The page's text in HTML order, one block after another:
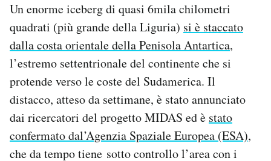
CALENDARIO
AREA PERSONALE
Area Personale
Newsletter
Notifiche mobile
Regala il Post
Hai bisogno di aiuto?
Un enorme iceberg di quasi 6mila chilometri
quadrati (più grande della Liguria) si è staccato
dalla costa orientale della Penisola Antartica,
l’estremo settentrionale del continente che si
protende verso le coste del Sudamerica. Il
distacco, atteso da settimane, è stato annunciato
dai ricercatori del progetto MIDAS ed è stato
confermato dal’Agenzia Spaziale Europea (ESA),
che da tempo tiene sotto controllo l’area con i